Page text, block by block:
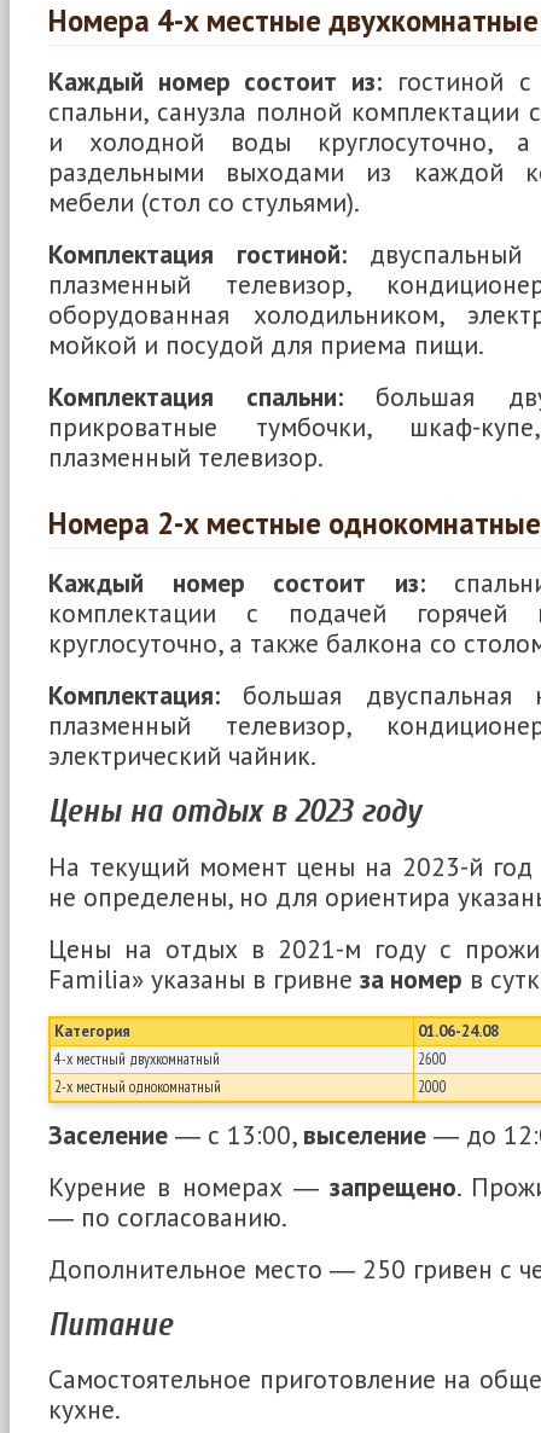
Номера 4-х местные двухкомнатные
Каждый номер состоит из: гостиной
спальни, санузла полной комплектации
и холодной воды круглосуточно,
раздельными выходами из каждой
мебели (стол со стульями).
Комплектация гостиной:двуспальный
плазменный телевизор,
оборудованная холодильником,
мойкой и посудой для приема пищи.
Комплектация спальни:большая
прикроватные тумбочки, шкаф-
плазменный телевизор.
Номера 2-х местные однокомнатные
Каждый номер состоит из:
комплектации с подачей
круглосуточно, а также балкона со
Комплектация: большая двуспальная
плазменный телевизор,
электрический чайник.
Цены на отдых в 2023 году
На текущий момент цены на 2023-й год
не определены, но для ориентира
Цены на отдых в 2021-м году с
Familia» указаны в гривне за номер в
Категория
01.06-24.08
4-х местный двухкомнатный
2600
2-х местный однокомнатный
2000
Заселение ― с 13:00, выселение ― до
Курение в номерах ―запрещено.
― по согласованию.
Дополнительное место ― 250 гривен с
Питание
Самостоятельное приготовление на
кухне.